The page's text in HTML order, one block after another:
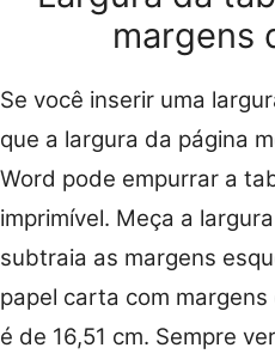
margens
Se você inserir uma
que a largura da página
Word pode empurrar a
imprimível. Meça a
subtraia as margens
papel carta com
é de 16,51 cm. Sempre